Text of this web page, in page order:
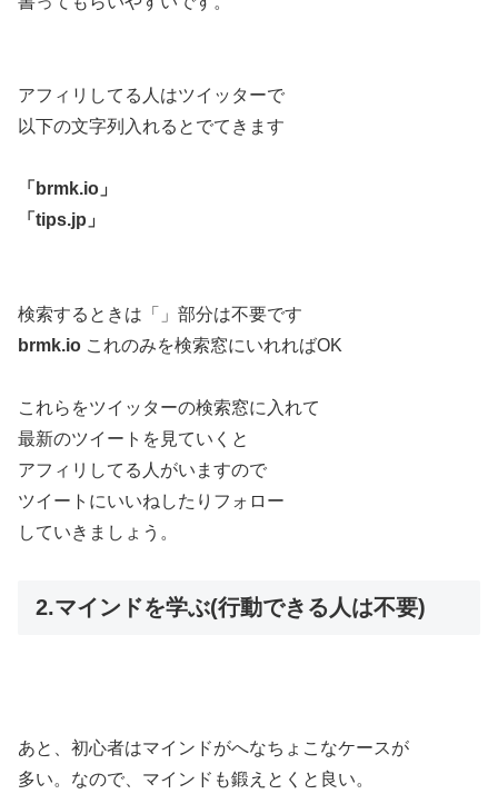
アフィリしてる人はツイッターで
以下の文字列入れるとでてきます
「brmk.io」
「tips.jp」
検索するときは「」部分は不要です
brmk.io これのみを検索窓にいれればOK
これらをツイッターの検索窓に入れて
最新のツイートを見ていくと
アフィリしてる人がいますので
ツイートにいいねしたりフォロー
していきましょう。
2.マインドを学ぶ(行動できる人は不要)
あと、初心者はマインドがへなちょこなケースが
多い。なので、マインドも鍛えとくと良い。